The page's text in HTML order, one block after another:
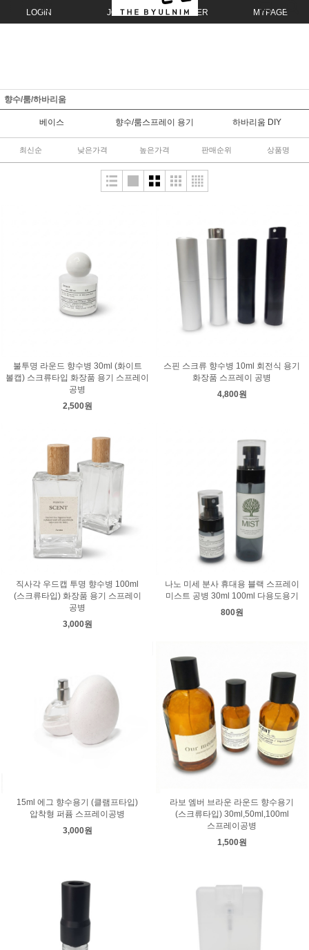
LOGIN JOIN ORDER MYPAGE
향수/룸/하바리움
베이스 향수/룸스프레이 용기 하바리움 DIY
최신순 낮은가격 높은가격 판매순위 상품명
불투명 라운드 향수병 30ml (화이트
볼캡) 스크류타입 화장품 용기 스프레이
공병
2,500원
스핀 스크류 향수병 10ml 회전식 용기
화장품 스프레이 공병
4,800원
직사각 우드캡 투명 향수병 100ml
(스크류타입) 화장품 용기 스프레이
공병
3,000원
나노 미세 분사 휴대용 블랙 스프레이
미스트 공병 30ml 100ml 다용도용기
800원
15ml 에그 향수용기 (클램프타입)
압착형 퍼퓸 스프레이공병
3,000원
라보 엠버 브라운 라운드 향수용기
(스크류타입) 30ml,50ml,100ml
스프레이공병
1,500원